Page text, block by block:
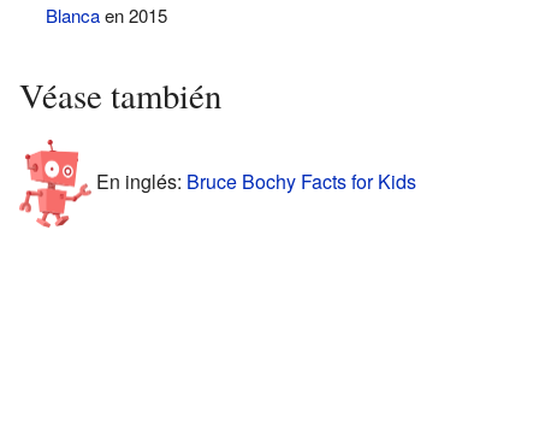
Blancaen 2015
Véase también
En inglés: Bruce Bochy Facts for Kids